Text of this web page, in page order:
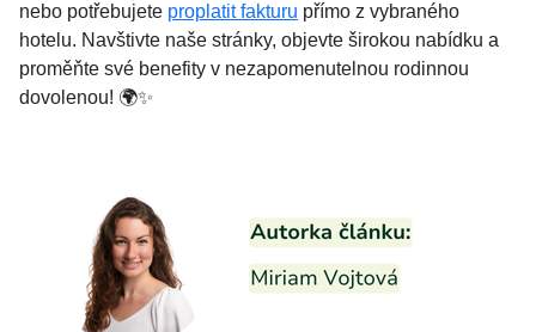
nebo potřebujete proplatit fakturu přímo z vybraného
hotelu. Navštivte naše stránky, objevte širokou nabídku a
proměňte své benefity v nezapomenutelnou rodinnou
dovolenou! 🌍✨